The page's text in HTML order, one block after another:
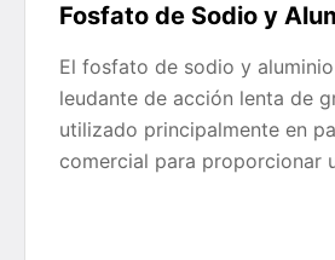
Fosfato de Sodio y
El fosfato de sodio y
leudante de acción lenta de
utilizado principalmente en
comercial para proporcionar